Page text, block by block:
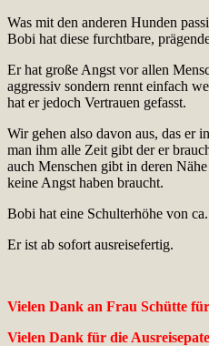
Was mit den anderen Hunden
Bobi hat diese furchtbare,
Er hat große Angst vor allen
aggressiv sondern rennt einfach
hat er jedoch Vertrauen gefasst.
Wir gehen also davon aus, das er
man ihm alle Zeit gibt der er
auch Menschen gibt in deren
keine Angst haben braucht.
Bobi hat eine Schulterhöhe von
Er ist ab sofort ausreisefertig.
Vielen Dank an Frau Schütte
Vielen Dank für die